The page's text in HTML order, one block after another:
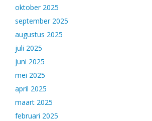
oktober 2025
september 2025
augustus 2025
juli 2025
juni 2025
mei 2025
april 2025
maart 2025
februari 2025